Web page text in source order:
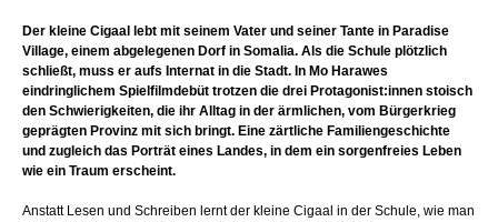
Der kleine Cigaal lebt mit seinem Vater und seiner Tante in Paradise
Village, einem abgelegenen Dorf in Somalia. Als die Schule plötzlich
schließt, muss er aufs Internat in die Stadt. In Mo Harawes
eindringlichem Spielfilmdebüt trotzen die drei Protagonist:innen stoisch
den Schwierigkeiten, die ihr Alltag in der ärmlichen, vom Bürgerkrieg
geprägten Provinz mit sich bringt. Eine zärtliche Familiengeschichte
und zugleich das Porträt eines Landes, in dem ein sorgenfreies Leben
wie ein Traum erscheint.
Anstatt Lesen und Schreiben lernt der kleine Cigaal in der Schule, wie man